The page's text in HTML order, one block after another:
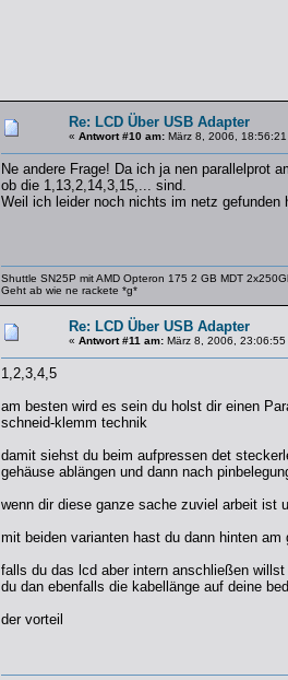
Re: LCD Über USB Adapter
« Antwort #10 am: März 8, 2006,
Ne andere Frage! Da ich ja nen parallelprot
ob die 1,13,2,14,3,15,... sind.
Weil ich leider noch nichts im netz gefunden
Shuttle SN25P mit AMD Opteron 175 2 GB MDT
Geht ab wie ne rackete *g*
Re: LCD Über USB Adapter
« Antwort #11 am: März 8, 2006, 23:06:55
1,2,3,4,5
am besten wird es sein du holst dir einen
schneid-klemm technik
damit siehst du beim aufpressen det
gehäuse ablängen und dann nach
wenn dir diese ganze sache zuviel arbeit ist
mit beiden varianten hast du dann hinten
falls du das lcd aber intern anschließen
du dan ebenfalls die kabellänge auf deine
der vorteil